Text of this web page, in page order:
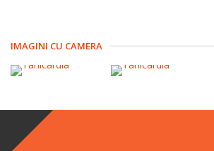
IMAGINI CU CAMERA